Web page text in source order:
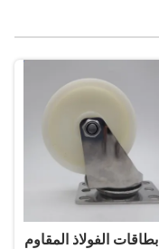
304 بطاقات الفولاذ المقاوم